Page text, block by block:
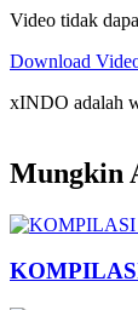
Video tidak
Download
xINDO adalah
Mungkin